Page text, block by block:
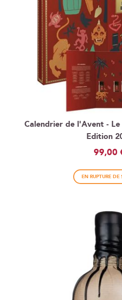
Calendrier de l'Avent - Le
Edition
99,00
EN RUPTURE DE